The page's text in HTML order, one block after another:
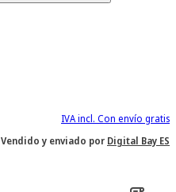
IVA incl. Con envío gratis
Vendido y enviado por Digital Bay ES